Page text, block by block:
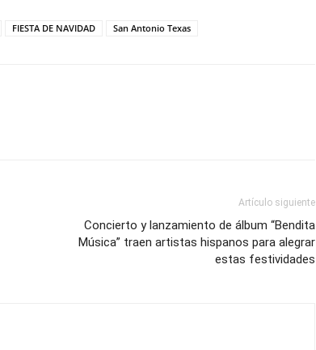
FIESTA DE NAVIDAD San Antonio Texas
Artículo siguiente
Concierto y lanzamiento de álbum “Bendita
Música” traen artistas hispanos para alegrar
estas festividades